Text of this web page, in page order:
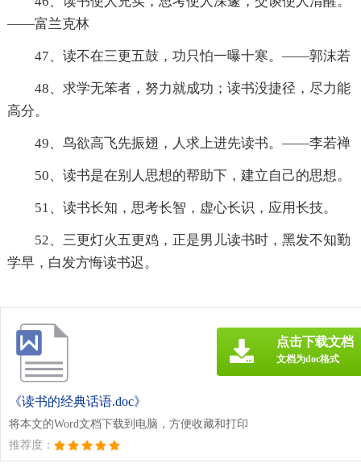
——富兰克林
47、读不在三更五鼓，功只怕一曝十寒。——郭沫若
48、求学无笨者，努力就成功；读书没捷径，尽力能
高分。
49、鸟欲高飞先振翅，人求上进先读书。——李若禅
50、读书是在别人思想的帮助下，建立自己的思想。
51、读书长知，思考长智，虚心长识，应用长技。
52、三更灯火五更鸡，正是男儿读书时，黑发不知勤
学早，白发方悔读书迟。
《读书的经典话语.doc》
将本文的Word文档下载到电脑，方便收藏和打印
推荐度：
点击下载文档
文档为doc格式